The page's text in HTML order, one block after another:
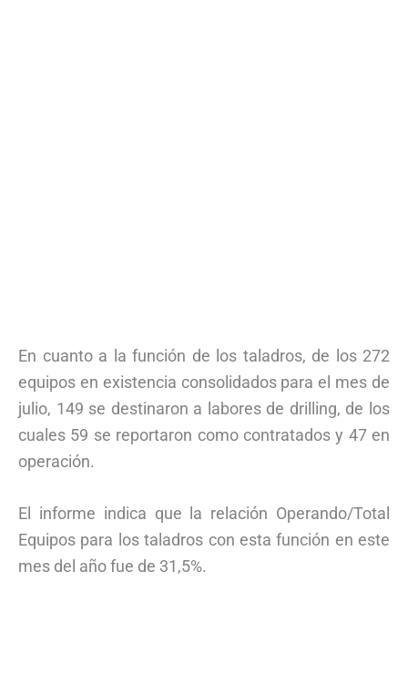
En cuanto a la función de los taladros, de los 272
equipos en existencia consolidados para el mes de
julio, 149 se destinaron a labores de drilling, de los
cuales 59 se reportaron como contratados y 47 en
operación.
El informe indica que la relación Operando/Total
Equipos para los taladros con esta función en este
mes del año fue de 31,5%.